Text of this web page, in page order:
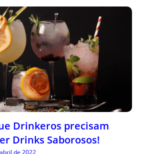
Drinkeros precisam
Drinks Saborosos!
de 2022